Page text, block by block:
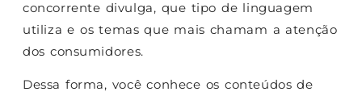
concorrente divulga, que tipo de linguagem
utiliza e os temas que mais chamam a atenção
dos consumidores.
Dessa forma, você conhece os conteúdos de